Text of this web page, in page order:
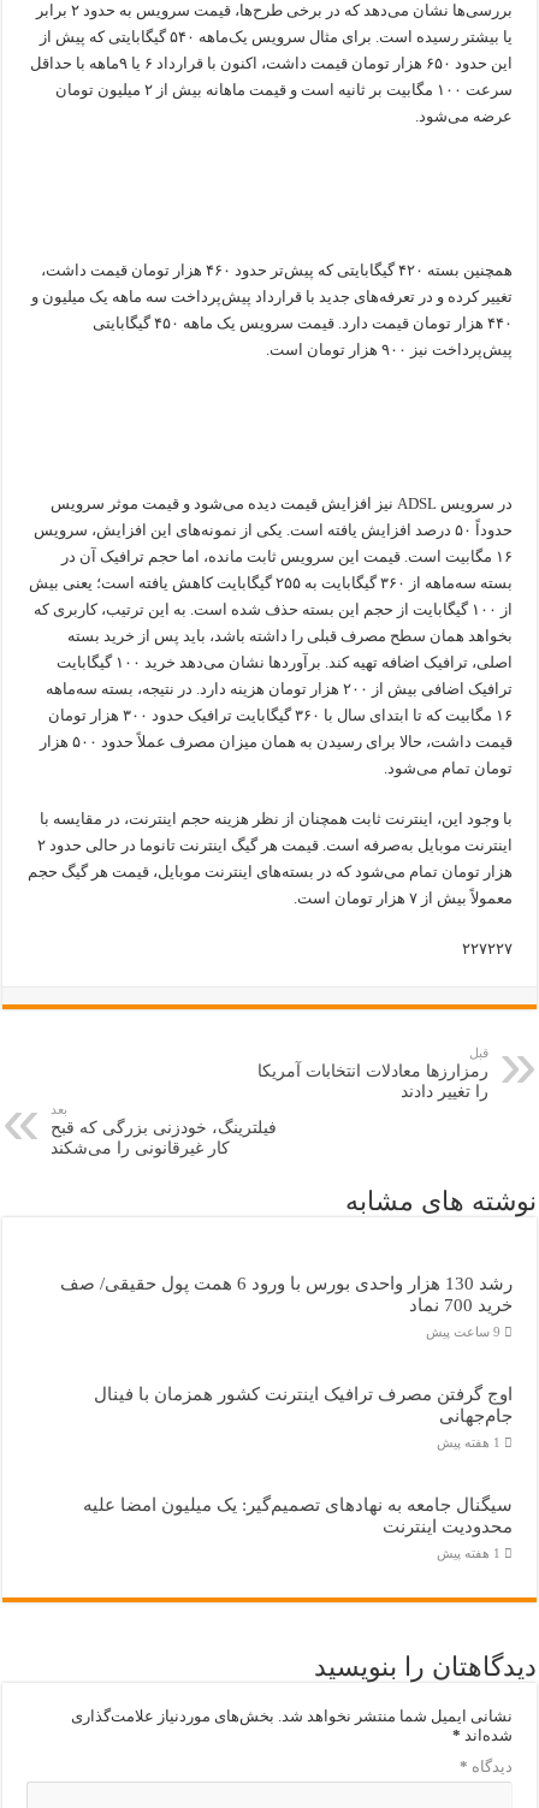
بررسی‌ها نشان می‌دهد که در برخی طرح‌ها، قیمت سرویس به حدود ۲ برابر
یا بیشتر رسیده است. برای مثال سرویس یک‌ماهه ۵۴۰ گیگابایتی که پیش از
این حدود ۶۵۰ هزار تومان قیمت داشت، اکنون با قرارداد ۶ یا ۹ماهه با حداقل
سرعت ۱۰۰ مگابیت بر ثانیه است و قیمت ماهانه بیش از ۲ میلیون تومان
عرضه می‌شود.
همچنین بسته ۴۲۰ گیگابایتی که پیش‌تر حدود ۴۶۰ هزار تومان قیمت داشت،
تغییر کرده و در تعرفه‌های جدید با قرارداد پیش‌پرداخت سه ماهه یک میلیون و
۴۴۰ هزار تومان قیمت دارد. قیمت سرویس یک ماهه ۴۵۰ گیگابایتی
پیش‌پرداخت نیز ۹۰۰ هزار تومان است.
در سرویس ADSL نیز افزایش قیمت دیده می‌شود و قیمت موثر سرویس
حدوداً ۵۰ درصد افزایش یافته است. یکی از نمونه‌های این افزایش، سرویس
۱۶ مگابیت است. قیمت این سرویس ثابت مانده، اما حجم ترافیک آن در
بسته سه‌ماهه از ۳۶۰ گیگابایت به ۲۵۵ گیگابایت کاهش یافته است؛ یعنی بیش
از ۱۰۰ گیگابایت از حجم این بسته حذف شده است. به این ترتیب، کاربری که
بخواهد همان سطح مصرف قبلی را داشته باشد، باید پس از خرید بسته
اصلی، ترافیک اضافه تهیه کند. برآوردها نشان می‌دهد خرید ۱۰۰ گیگابایت
ترافیک اضافی بیش از ۲۰۰ هزار تومان هزینه دارد. در نتیجه، بسته سه‌ماهه
۱۶ مگابیت که تا ابتدای سال با ۳۶۰ گیگابایت ترافیک حدود ۳۰۰ هزار تومان
قیمت داشت، حالا برای رسیدن به همان میزان مصرف عملاً حدود ۵۰۰ هزار
تومان تمام می‌شود.
با وجود این، اینترنت ثابت همچنان از نظر هزینه حجم اینترنت، در مقایسه با
اینترنت موبایل به‌صرفه است. قیمت هر گیگ اینترنت تانوما در حالی حدود ۲
هزار تومان تمام می‌شود که در بسته‌های اینترنت موبایل، قیمت هر گیگ حجم
معمولاً بیش از ۷ هزار تومان است.
۲۲۷۲۲۷
قبل
رمزارزها معادلات انتخابات آمریکا
را تغییر دادند
بعد
فیلترینگ، خودزنی بزرگی که قبح
کار غیرقانونی را می‌شکند
نوشته های مشابه
رشد 130 هزار واحدی بورس با ورود 6 همت پول حقیقی/ صف
خرید 700 نماد
9 ساعت پیش
اوج گرفتن مصرف ترافیک اینترنت کشور همزمان با فینال
جام‌جهانی
1 هفته پیش
سیگنال جامعه به نهادهای تصمیم‌گیر: یک میلیون امضا علیه
محدودیت اینترنت
1 هفته پیش
دیدگاهتان را بنویسید
نشانی ایمیل شما منتشر نخواهد شد. بخش‌های موردنیاز علامت‌گذاری
شده‌اند *
دیدگاه *